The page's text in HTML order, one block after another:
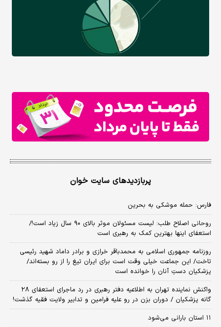
پربازدیدهای سایت خوان
فارس: حمله موشکی به بحرین
روحانی اصلاح طلب: ‌لیست مسئولان موثر بالای ۹۰ سال زیاد است!/
استعفای اینها بهترین کمک به رهبری است
روزنامه جمهوری اسلامی به محمدباقر خرازی و برادر داماد شهید رئیسی
تاخت/ این جماعت خیلی وقت است برای ایران تیغ را از رو بسته‌اند/
پزشکیان دستِ آنان را خوانده است
واکنش نماینده تهران به اطلاعیه دفتر رهبری در رد ماجرای استعفای ۲۸
گانه پزشکیان / دوران بزن در رو علیه فرامین و تدابیر ولایت فقیه گذشت!
۱۱ استان بارانی می‌شود